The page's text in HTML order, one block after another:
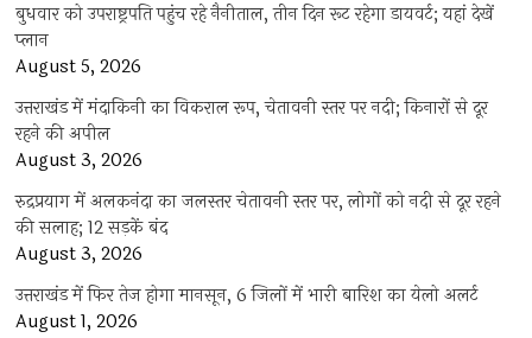
बुधवार को उपराष्ट्रपति पहुंच रहे नैनीताल, तीन दिन रूट रहेगा डायवर्ट; यहां देखें
प्‍लान
August 5, 2026
उत्तराखंड में मंदाकिनी का विकराल रूप, चेतावनी स्तर पर नदी; किनारों से दूर
रहने की अपील
August 3, 2026
रुद्रप्रयाग में अलकनंदा का जलस्तर चेतावनी स्तर पर, लोगों को नदी से दूर रहने
की सलाह; 12 सड़कें बंद
August 3, 2026
उत्तराखंड में फिर तेज होगा मानसून, 6 जिलों में भारी बारिश का येलो अलर्ट
August 1, 2026